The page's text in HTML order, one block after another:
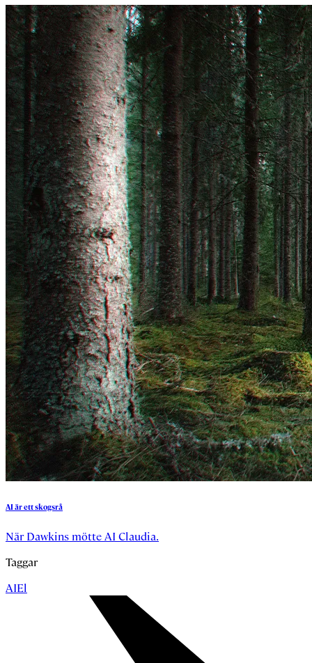
AIärettskogsrå
När Dawkins mötte AI Claudia.
Taggar
AIEl